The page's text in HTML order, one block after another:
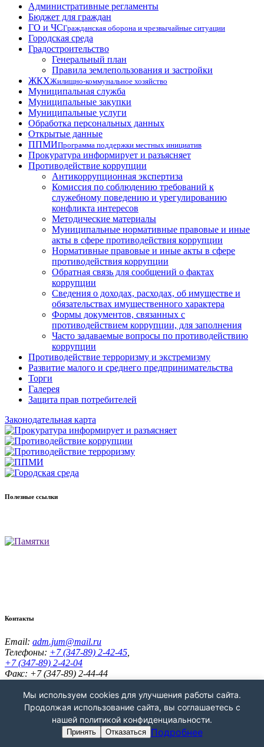
Административные регламенты
Бюджет для граждан
ГО и ЧСГражданская оборона и чрезвычайные ситуации
Городская среда
Градостроительство
Генеральный план
Правила землепользования и застройки
ЖКХЖилищно-коммунальное хозяйство
Муниципальная служба
Муниципальные закупки
Муниципальные услуги
Обработка персональных данных
Открытые данные
ППМИПрограмма поддержки местных инициатив
Прокуратура информирует и разъясняет
Противодействие коррупции
Антикоррупционная экспертиза
Комиссия по соблюдению требований к
служебному поведению и урегулированию
конфликта интересов
Методические материалы
Муниципальные нормативные правовые и иные
акты в сфере противодействия коррупции
Нормативные правовые и иные акты в сфере
противодействия коррупции
Обратная связь для сообщений о фактах
коррупции
Сведения о доходах, расходах, об имуществе и
обязательствах имущественного характера
Формы документов, связанных с
противодействием коррупции, для заполнения
Часто задаваемые вопросы по противодействию
коррупции
Противодействие терроризму и экстремизму
Развитие малого и среднего предпринимательства
Торги
Галерея
Защита прав потребителей
Законодательная карта
Полезные ссылки
Контакты
Email: adm.jum@mail.ru
Телефоны: +7 (347-89) 2-42-45
+7 (347-89) 2-42-04
Факс: +7 (347-89) 2-44-44
с. Юмагузино, ул. Школьная, д.64а
Администрация сельского поселения Юмагузинский
сельсовет © 2026 г.
Мы используем cookies для улучшения работы сайта.
Продолжая использование сайта, вы соглашаетесь с
нашей политикой конфиденциальности.
Принять Отказаться Подробнее